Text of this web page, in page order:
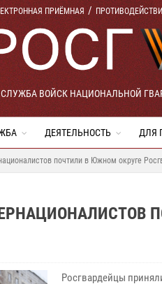
ПРИЁМНАЯ
ВОЙСК НАЦИОНАЛЬНОЙ
ДЕЯТЕЛЬНОСТЬ ДЛЯ
почтили в Южном округе
Росгвардейцы